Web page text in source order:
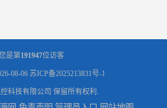
是第191947位访客
08-06 苏ICP备2025213831号-1
科技有限公司 保留所有权利.